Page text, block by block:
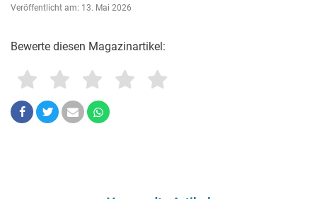
Veröffentlicht am: 13. Mai 2026
Bewerte diesen Magazinartikel: